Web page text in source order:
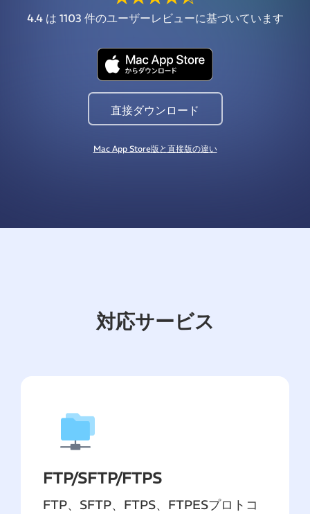
4.4は 1103 件のユーザーレビューに基づいています
直接ダウンロード
Mac App Store版と直接版の違い
対応サービス
FTP/SFTP/FTPS
FTP、SFTP、FTPS、FTPESプロトコ